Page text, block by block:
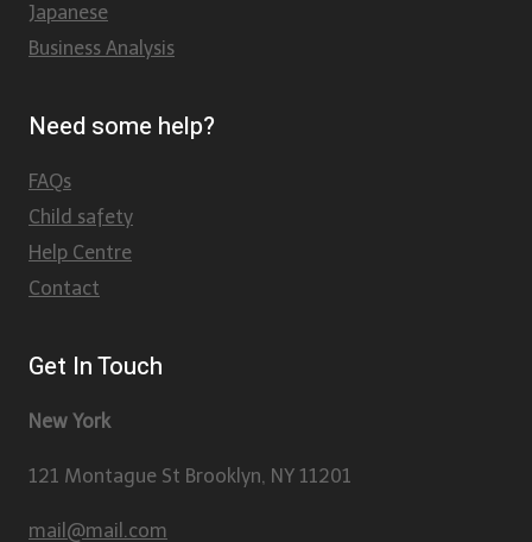
Japanese
Business Analysis
Need some help?
FAQs
Child safety
Help Centre
Contact
Get In Touch
New York
121 Montague St Brooklyn, NY 11201
mail@mail.com